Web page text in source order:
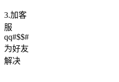
3.加客
服
qq#$$#
为好友
解决